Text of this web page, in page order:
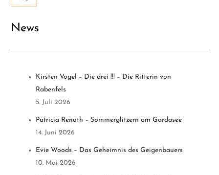
a
g
s
n
v
News
Kirsten Vogel – Die drei !!! – Die Ritterin von
Rabenfels
5. Juli 2026
Patricia Renoth – Sommerglitzern am Gardasee
14. Juni 2026
Evie Woods – Das Geheimnis des Geigenbauers
10. Mai 2026